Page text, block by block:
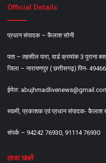
Official Details
प्रधान संपादक – कैलाश सोनी
पता – तहसील पारा, वार्ड क्रमांक 3 पुराना
जिला – नारायणपुर ( छत्तीसगढ़) पिन-
ईमेल:
स्वामी, प्रकाशक एवं प्रधान संपादक- कैलाश
संपर्क – 94242 76930, 91114 76930
ताजा खबरें